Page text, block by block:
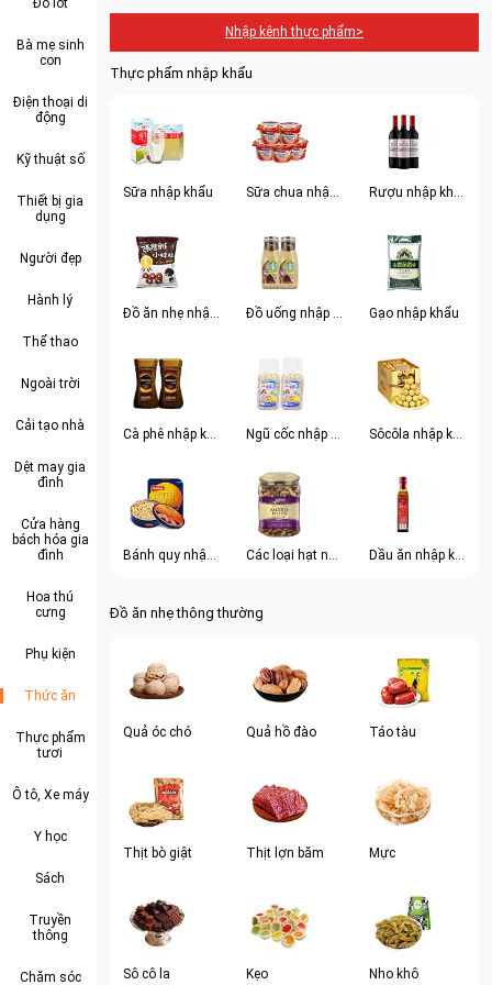
Đồ lót
Bà mẹ sinh
con
Điện thoại di
động
Kỹ thuật số
Thiết bị gia
dụng
Người đẹp
Hành lý
Thể thao
Ngoài trời
Cải tạo nhà
Dệt may gia
đình
Cửa hàng
bách hóa gia
đình
Hoa thú
cưng
Phụ kiện
Thức ăn
Thực phẩm
tươi
Ô tô, Xe máy
Y học
Sách
Truyền
thông
Chăm sóc
Nhập kênh thực phẩm>
Thực phẩm nhập khẩu
Sữa nhập khẩu Sữa chua nhập khẩu Rượu nhập khẩu
Đồ ăn nhẹ nhập khẩu Đồ uống nhập khẩu Gạo nhập khẩu
Cà phê nhập khẩu Ngũ cốc nhập khẩu Sôcôla nhập khẩu
Bánh quy nhập khẩu Các loại hạt nhập khẩu Dầu ăn nhập khẩu
Đồ ăn nhẹ thông thường
Quả óc chó Quả hồ đào Táo tàu
Thịt bò giật Thịt lợn băm Mực
Sô cô la Kẹo Nho khô